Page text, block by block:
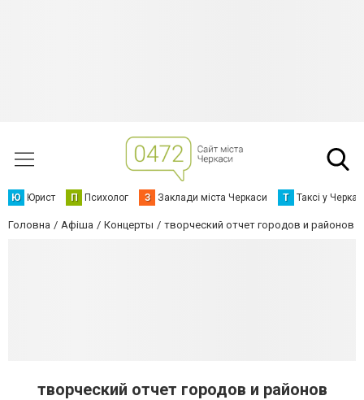
Ю Юрист П Психолог З Заклади міста Черкаси Т Таксі у
Головна Афіша Концерты творческий отчет городов и районов
творческий отчет городов и районов